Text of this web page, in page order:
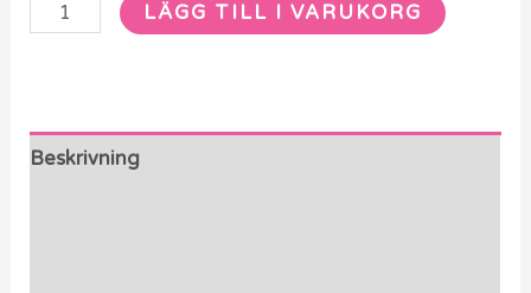
LÄGG TILL I VARUKORG
Beskrivning